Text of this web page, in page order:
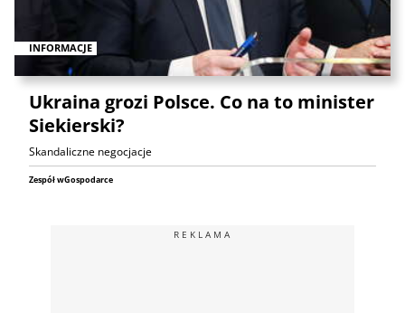
INFORMACJE
Ukraina grozi Polsce. Co na to minister
Siekierski?
Skandaliczne negocjacje
Zespół wGospodarce
REKLAMA